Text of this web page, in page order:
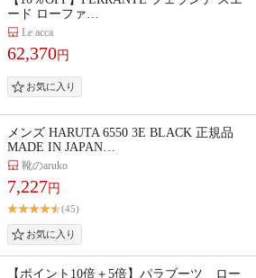
ード ローファ…
Le acca
62,370円
メンズ HARUTA 6550 3E BLACK 正規品
MADE IN JAPAN…
靴のaruko
7,227円
(45)
【ポイント10倍＋5倍】パラブーツ ロー